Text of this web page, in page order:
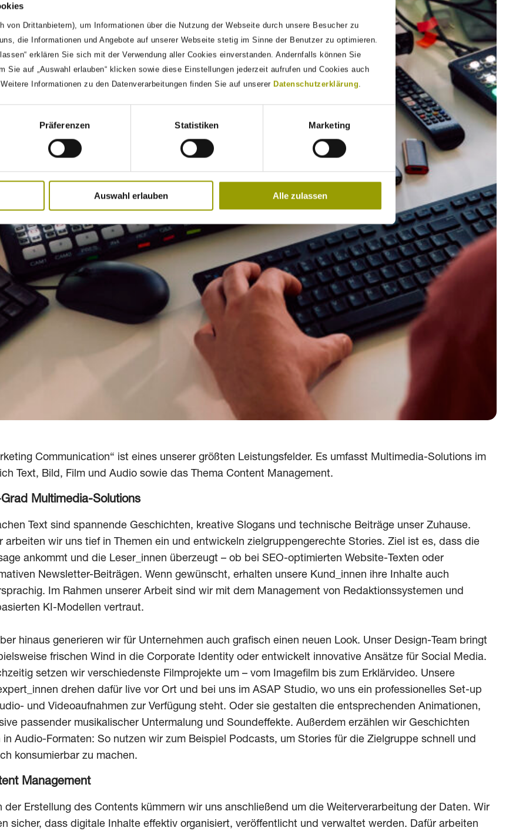
von Drittanbietern), um Informationen über die Nutzung der Webseite durch unsere Besucher zu
die Informationen und Angebote auf unserer Webseite stetig im Sinne der Benutzer zu optimieren.
erklären Sie sich mit der Verwendung aller Cookies einverstanden. Andernfalls können Sie
Sie auf „Auswahl erlauben“ klicken sowie diese Einstellungen jederzeit aufrufen und Cookies auch
Informationen zu den Datenverarbeitungen finden Sie auf unserer Datenschutzerklärung.
Präferenzen Statistiken Marketing
Auswahl erlauben Alle zulassen
Communication“ ist eines unserer größten Leistungsfelder. Es umfasst Multimedia-Solutions im
Text, Bild, Film und Audio sowie das Thema Content Management.
Multimedia-Solutions
Text sind spannende Geschichten, kreative Slogans und technische Beiträge unser Zuhause.
arbeiten wir uns tief in Themen ein und entwickeln zielgruppengerechte Stories. Ziel ist es, dass die
ankommt und die Leser_innen überzeugt – ob bei SEO-optimierten Website-Texten oder
Newsletter-Beiträgen. Wenn gewünscht, erhalten unsere Kund_innen ihre Inhalte auch
Im Rahmen unserer Arbeit sind wir mit dem Management von Redaktionssystemen und
KI-Modellen vertraut.
hinaus generieren wir für Unternehmen auch grafisch einen neuen Look. Unser Design-Team bringt
frischen Wind in die Corporate Identity oder entwickelt innovative Ansätze für Social Media.
setzen wir verschiedenste Filmprojekte um – vom Imagefilm bis zum Erklärvideo. Unsere
drehen dafür live vor Ort und bei uns im ASAP Studio, wo uns ein professionelles Set-up
und Videoaufnahmen zur Verfügung steht. Oder sie gestalten die entsprechenden Animationen,
passender musikalischer Untermalung und Soundeffekte. Außerdem erzählen wir Geschichten
in Audio-Formaten: So nutzen wir zum Beispiel Podcasts, um Stories für die Zielgruppe schnell und
konsumierbar zu machen.
Management
der Erstellung des Contents kümmern wir uns anschließend um die Weiterverarbeitung der Daten. Wir
sicher, dass digitale Inhalte effektiv organisiert, veröffentlicht und verwaltet werden. Dafür arbeiten